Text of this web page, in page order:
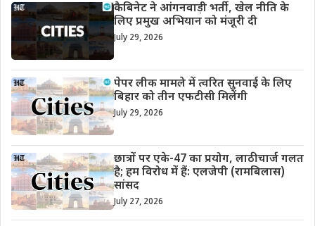
कैबिनेट ने आंगनवाड़ी भर्ती, खेल नीति के
लिए प्रमुख अभियान को मंजूरी दी
July 29, 2026
पेपर लीक मामले में त्वरित सुनवाई के लिए
बिहार को तीन एफटीसी मिलेंगी
July 29, 2026
छात्रों पर एके-47 का प्रयोग, लाठीचार्ज गलत
है; हम विरोध में हैं: एलजेपी (रामबिलास)
सांसद
July 27, 2026